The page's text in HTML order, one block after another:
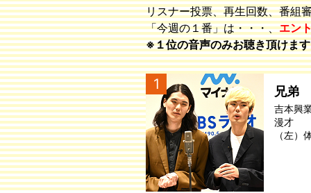
リスナー投票、再生回数、番組
「今週の１番」は・・・、エン
※１位の音声のみお聴き頂けます
1 兄弟
吉本興
漫才
（左